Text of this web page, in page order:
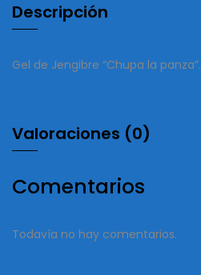
Descripción
Gel de Jengibre “Chupa la panza”.
Valoraciones (0)
Comentarios
Todavía no hay comentarios.